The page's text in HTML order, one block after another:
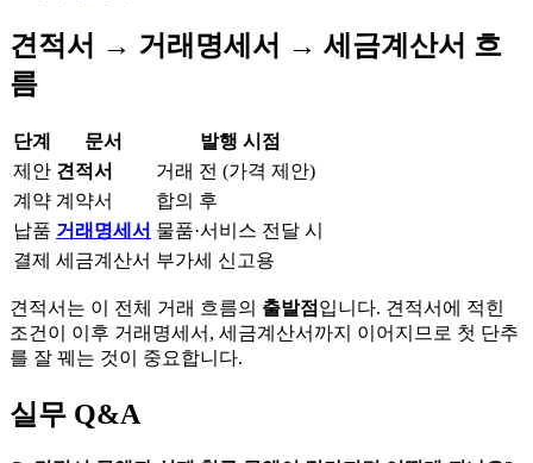
견적서 → 거래명세서 → 세금계산서 흐
름
단계 문서
발행 시점
제안 견적서
거래 전 (가격 제안)
계약 계약서
합의 후
납품 거래명세서 물품·서비스 전달 시
결제 세금계산서 부가세 신고용
견적서는 이 전체 거래 흐름의 출발점 입니다. 견적서에 적힌
조건이 이후 거래명세서, 세금계산서까지 이어지므로 첫 단추
를 잘 꿰는 것이 중요합니다.
실무 Q&A